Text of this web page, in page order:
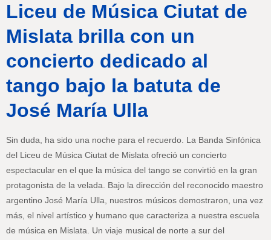
Liceu de Música Ciutat de
Mislata brilla con un
concierto dedicado al
tango bajo la batuta de
José María Ulla
Sin duda, ha sido una noche para el recuerdo. La Banda Sinfónica
del Liceu de Música Ciutat de Mislata ofreció un concierto
espectacular en el que la música del tango se convirtió en la gran
protagonista de la velada. Bajo la dirección del reconocido maestro
argentino José María Ulla, nuestros músicos demostraron, una vez
más, el nivel artístico y humano que caracteriza a nuestra escuela
de música en Mislata. Un viaje musical de norte a sur del